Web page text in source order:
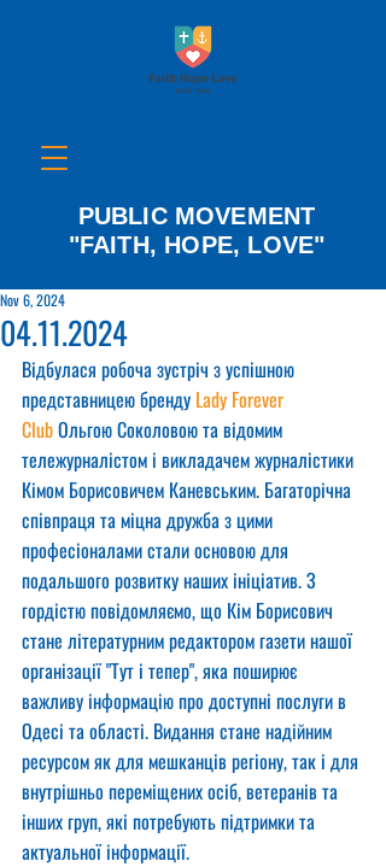
PUBLIC MOVEMENT
"FAITH, HOPE, LOVE"
04.11.2024
Nov 6, 2024
Відбулася робоча зустріч з успішною
представницею бренду Lady Forever
Club Ольгою Соколовою та відомим
тележурналістом і викладачем журналістики
Кімом Борисовичем Каневським. Багаторічна
співпраця та міцна дружба з цими
професіоналами стали основою для
подальшого розвитку наших ініціатив. З
гордістю повідомляємо, що Кім Борисович
стане літературним редактором газети нашої
організації "Тут і тепер", яка поширює
важливу інформацію про доступні послуги в
Одесі та області. Видання стане надійним
ресурсом як для мешканців регіону, так і для
внутрішньо переміщених осіб, ветеранів та
інших груп, які потребують підтримки та
актуальної інформації.